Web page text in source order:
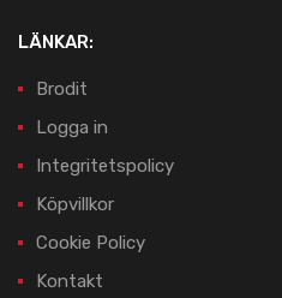
LÄNKAR:
Brodit
Logga in
Integritetspolicy
Köpvillkor
Cookie Policy
Kontakt